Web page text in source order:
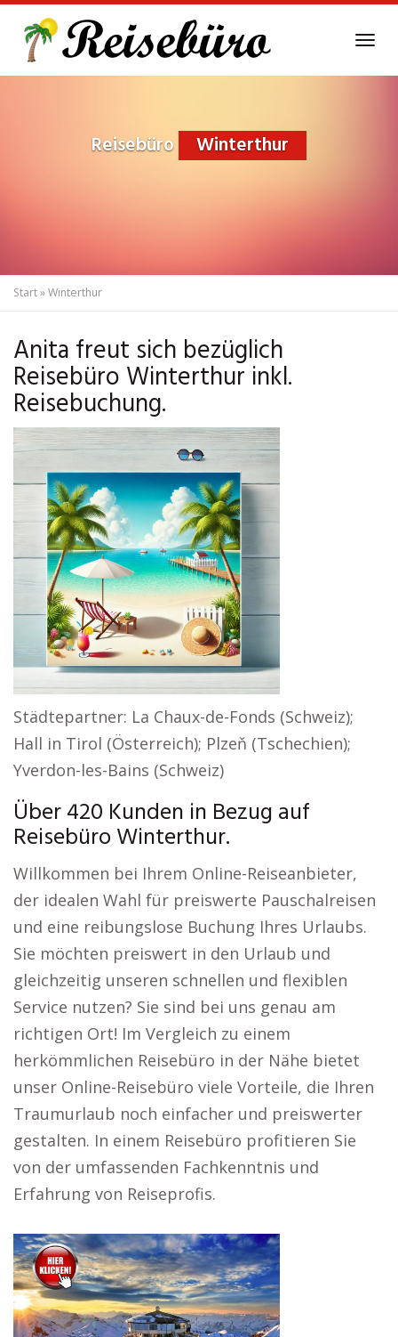
main
Reisebüro Winterthur
Start»Winterthur
Anita freut sich bezüglich
Reisebüro Winterthur inkl.
Reisebuchung.
Städtepartner: La Chaux-de-Fonds (Schweiz);
Hall in Tirol (Österreich); Plzeň (Tschechien);
Yverdon-les-Bains (Schweiz)
Über 420 Kunden in Bezug auf
Reisebüro Winterthur.
Willkommen bei Ihrem Online-Reiseanbieter,
der idealen Wahl für preiswerte Pauschalreisen
und eine reibungslose Buchung Ihres Urlaubs.
Sie möchten preiswert in den Urlaub und
gleichzeitig unseren schnellen und flexiblen
Service nutzen? Sie sind bei uns genau am
richtigen Ort! Im Vergleich zu einem
herkömmlichen Reisebüro in der Nähe bietet
unser Online-Reisebüro viele Vorteile, die Ihren
Traumurlaub noch einfacher und preiswerter
gestalten. In einem Reisebüro profitieren Sie
von der umfassenden Fachkenntnis und
Erfahrung von Reiseprofis.